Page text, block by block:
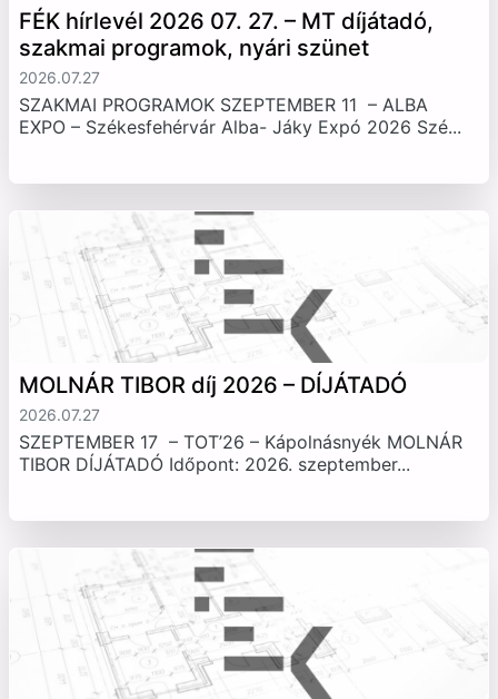
FÉK hírlevél 2026 07. 27. – MT díjátadó,
szakmai programok, nyári szünet
2026.07.27
SZAKMAI PROGRAMOK SZEPTEMBER 11 – ALBA
EXPO – Székesfehérvár Alba- Jáky Expó 2026 Szé...
MOLNÁR TIBOR díj 2026 – DÍJÁTADÓ
2026.07.27
SZEPTEMBER 17 – TOT’26 – Kápolnásnyék MOLNÁR
TIBOR DÍJÁTADÓ Időpont: 2026. szeptember...